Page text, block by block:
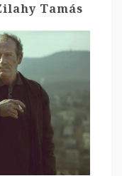
Tamás